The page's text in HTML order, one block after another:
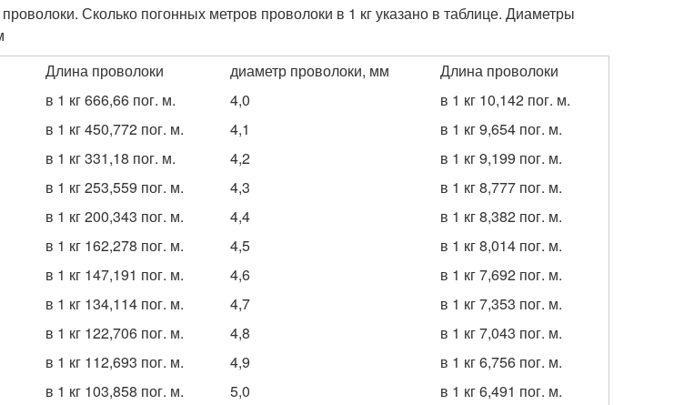
Сколько погонных метров проволоки в 1 кг указано в таблице. Диаметры
Длина проволоки диаметр проволоки, мм
Длина проволоки
в 1 кг 666,66 пог. м. 4,0
в 1 кг 10,142 пог. м.
в 1 кг 450,772 пог. м. 4,1
в 1 кг 9,654 пог. м.
в 1 кг 331,18 пог. м. 4,2
в 1 кг 9,199 пог. м.
в 1 кг 253,559 пог. м. 4,3
в 1 кг 8,777 пог. м.
в 1 кг 200,343 пог. м. 4,4
в 1 кг 8,382 пог. м.
в 1 кг 162,278 пог. м. 4,5
в 1 кг 8,014 пог. м.
в 1 кг 147,191 пог. м. 4,6
в 1 кг 7,692 пог. м.
в 1 кг 134,114 пог. м. 4,7
в 1 кг 7,353 пог. м.
в 1 кг 122,706 пог. м. 4,8
в 1 кг 7,043 пог. м.
в 1 кг 112,693 пог. м. 4,9
в 1 кг 6,756 пог. м.
в 1 кг 103,858 пог. м. 5,0
в 1 кг 6,491 пог. м.